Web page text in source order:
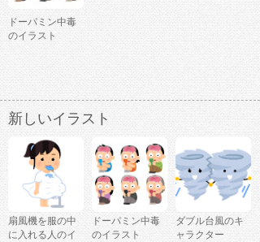
ドーパミン中毒
のイラスト
新しいイラスト
扇風機を服の中
に入れる人のイ
ドーパミン中毒
のイラスト
ダブル台風のキ
ャラクター